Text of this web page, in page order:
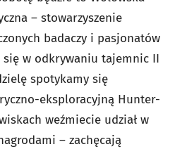
– stowarzyszenie
badaczy i pasjonatów
w odkrywaniu tajemnic II
spotykamy się
eksploracyjną Hunter-
weźmiecie udział w
– zachęcają